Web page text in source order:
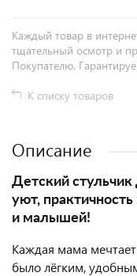
Каждый товар в
тщательный осмотр и
Покупателю.
К списку товаров
Описание
Детский
уют,
и малышей!
Каждая мама
было лёгким,